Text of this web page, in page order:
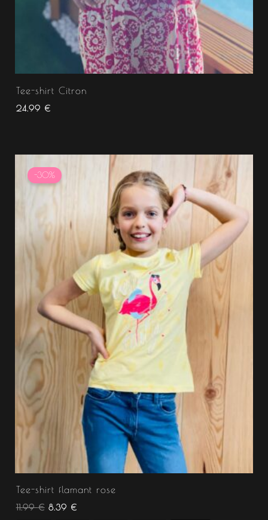
Tee-shirt Citron
24.99 €
-30%
Tee-shirt flamant rose
11.99€
prix
initial
8.39 €